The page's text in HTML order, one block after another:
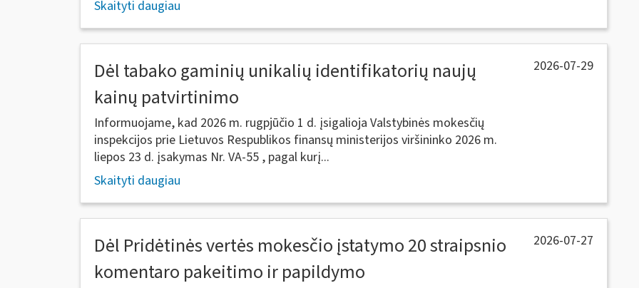
Skaityti daugiau
Dėl tabako gaminių unikalių identifikatorių naujų
kainų patvirtinimo
2026-07-29
Informuojame, kad 2026 m. rugpjūčio 1 d. įsigalioja Valstybinės mokesčių
inspekcijos prie Lietuvos Respublikos finansų ministerijos viršininko 2026 m.
liepos 23 d. įsakymas Nr. VA-55 , pagal kurį...
Skaityti daugiau
Dėl Pridėtinės vertės mokesčio įstatymo 20 straipsnio
komentaro pakeitimo ir papildymo
2026-07-27